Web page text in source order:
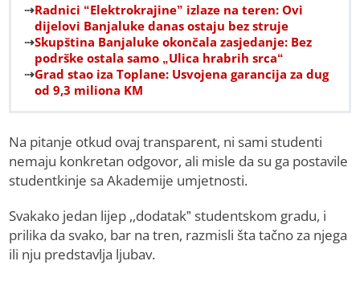
Radnici “Elektrokrajine” izlaze na teren: Ovi
dijelovi Banjaluke danas ostaju bez struje
Skupština Banjaluke okončala zasjedanje: Bez
podrške ostala samo „Ulica hrabrih srca“
Grad stao iza Toplane: Usvojena garancija za dug
od 9,3 miliona KM
Na pitanje otkud ovaj transparent, ni sami studenti
nemaju konkretan odgovor, ali misle da su ga postavile
studentkinje sa Akademije umjetnosti.
Svakako jedan lijep ,,dodatak” studentskom gradu, i
prilika da svako, bar na tren, razmisli šta tačno za njega
ili nju predstavlja ljubav.